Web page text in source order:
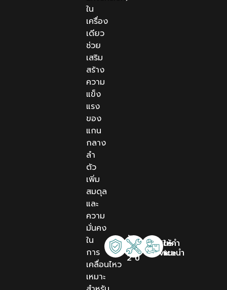
ใน
เครื่อง
เดียว
ช่วย
เสริม
สร้าง
ความ
แข็ง
แรง
ของ
แกน
กลาง
ลำ
ตัว
เพิ่ม
สมดุล
และ
ความ
มั่นคง
ใน
การ
เคลื่อนไหว
เหมาะ
รับ
ประกัน
2 ปี
Onsite
Service
ให้คำ
แนะนำ